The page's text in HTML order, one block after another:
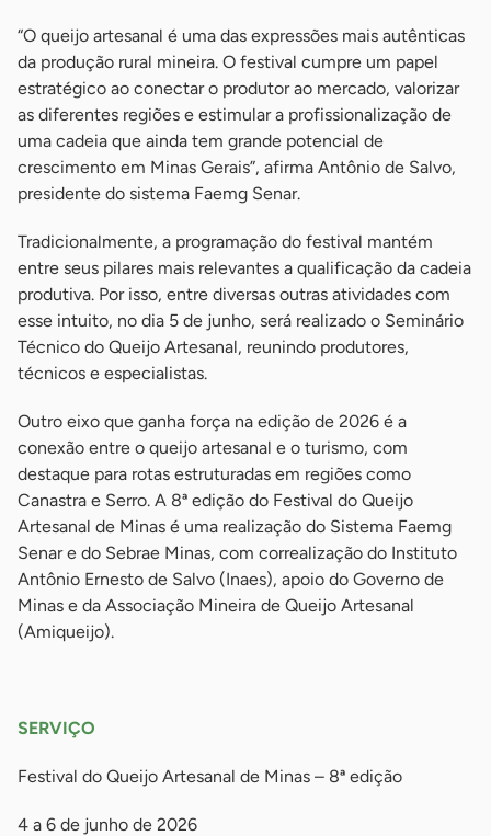
“O queijo artesanal é uma das expressões mais autênticas
da produção rural mineira. O festival cumpre um papel
estratégico ao conectar o produtor ao mercado, valorizar
as diferentes regiões e estimular a profissionalização de
uma cadeia que ainda tem grande potencial de
crescimento em Minas Gerais”, afirma Antônio de Salvo,
presidente do sistema Faemg Senar.
Tradicionalmente, a programação do festival mantém
entre seus pilares mais relevantes a qualificação da cadeia
produtiva. Por isso, entre diversas outras atividades com
esse intuito, no dia 5 de junho, será realizado o Seminário
Técnico do Queijo Artesanal, reunindo produtores,
técnicos e especialistas.
Outro eixo que ganha força na edição de 2026 é a
conexão entre o queijo artesanal e o turismo, com
destaque para rotas estruturadas em regiões como
Canastra e Serro. A 8ª edição do Festival do Queijo
Artesanal de Minas é uma realização do Sistema Faemg
Senar e do Sebrae Minas, com correalização do Instituto
Antônio Ernesto de Salvo (Inaes), apoio do Governo de
Minas e da Associação Mineira de Queijo Artesanal
(Amiqueijo).
SERVIÇO
Festival do Queijo Artesanal de Minas – 8ª edição
4 a 6 de junho de 2026